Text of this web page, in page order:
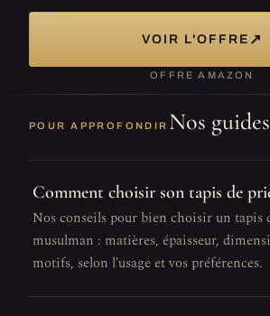
VOIR L'OFFRE ↗
OFFRE AMAZON
POUR APPROFONDIR Nos guides
Comment choisir son tapis de
Nos conseils pour bien choisir un tapis
musulman : matières, épaisseur,
motifs, selon l'usage et vos préférences.